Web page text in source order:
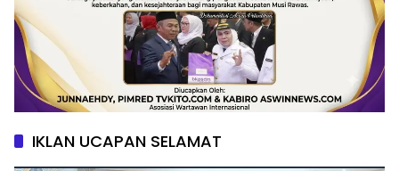
IKLAN UCAPAN SELAMAT